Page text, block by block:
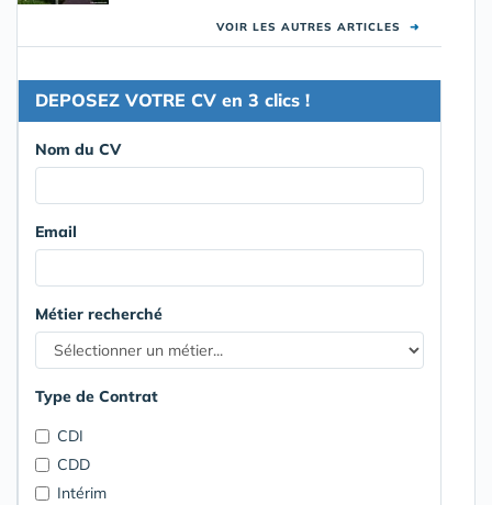
VOIR LES AUTRES ARTICLES ➜
DEPOSEZ VOTRE CV en 3 clics !
Nom du CV
Email
Métier recherché
Type de Contrat
CDI
CDD
Intérim